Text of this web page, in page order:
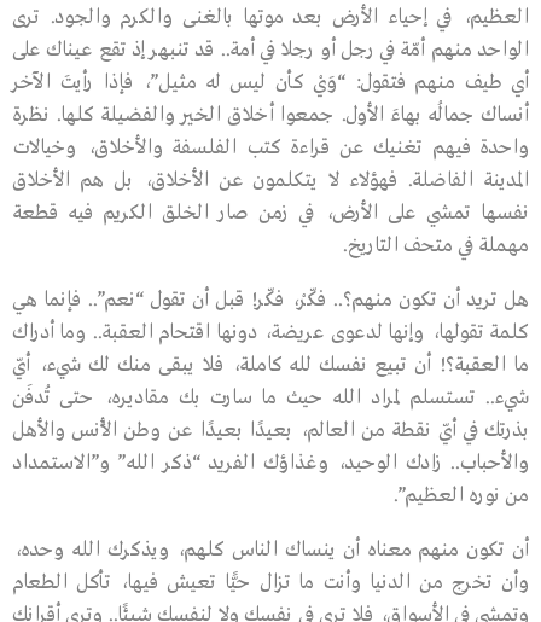
العظيم، في إحياء الأرض بعد موتها بالغنى والكرم والجود. ترى
الواحد منهم أمّة في رجل أو رجلا في أمة.. قد تنبهر إذ تقع عيناك على
أي طيف منهم فتقول: “وَيْ كأن ليس له مثيل”، فإذا رأيتَ الآخر
أنساك جمالُه بهاءَ الأول. جمعوا أخلاق الخير والفضيلة كلها. نظرة
واحدة فيهم تغنيك عن قراءة كتب الفلسفة والأخلاق، وخيالات
المدينة الفاضلة. فهؤلاء لا يتكلمون عن الأخلاق، بل هم الأخلاق
نفسها تمشي على الأرض، في زمن صار الخلق الكريم فيه قطعة
مهملة في متحف التاريخ.
هل تريد أن تكون منهم؟.. فكّرْ، فكّر! قبل أن تقول “نعم”.. فإنما هي
كلمة تقولها، وإنها لدعوى عريضة، دونها اقتحام العقبة.. وما أدراك
ما العقبة؟! أن تبيع نفسك لله كاملة، فلا يبقى منك لك شيء، أيّ
شيء.. تستسلم لمراد الله حيث ما سارت بك مقاديره، حتى تُدفَن
بذرتك في أيّ نقطة من العالم، بعيدًا بعيدًا عن وطن الأُنس والأهل
والأحباب.. زادك الوحيد، وغذاؤك الفريد “ذكر الله” و”الاستمداد
من نوره العظيم”.
أن تكون منهم معناه أن ينساك الناس كلهم، ويذكرك الله وحده،
وأن تخرج من الدنيا وأنت ما تزال حيًّا تعيش فيها، تأكل الطعام
وتمشي في الأسواق، فلا ترى في نفسك ولا لنفسك شيئًا.. وترى أقرانك